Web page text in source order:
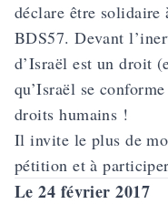
déclare être solidaire
BDS57. Devant
d’Israël est un droit
qu’Israël se
droits humains !
Il invite le plus de
pétition et à
Le 24 février 2017